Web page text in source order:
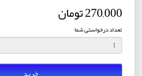
270,000 تومان
تعداد درخواستی شما